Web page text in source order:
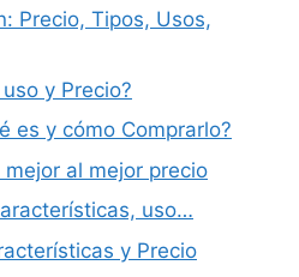
Precio, Tipos, Usos,
y Precio?
es y cómo Comprarlo?
al mejor precio
uso…
y Precio